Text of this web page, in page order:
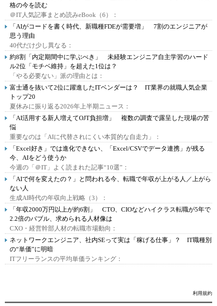
格の今を読む
＠IT人気記事まとめ読みeBook（6）：
「AIがコードを書く時代、新職種FDEが需要増」 7割のエンジニアが
思う理由
40代だけ少し異なる：
約8割「内定期間中に学ぶべき」 未経験エンジニア自主学習のハード
ル2位「モチベ維持」を超えた1位は？
「やる必要ない」派の理由とは：
富士通を抜いて2位に躍進したITベンダーは？ IT業界の就職人気企業
トップ20
夏休みに振り返る2026年上半期ニュース：
「AI活用する新人増えてOJT負担増」 複数の調査で露呈した現場の苦
悩
重要なのは「AIに代替されにくい本質的な自走力」：
「Excel好き」では進化できない、「Excel/CSVでデータ連携」が残る
今、AIをどう使うか
今週の「＠IT」よく読まれた記事“10選”：
「AIで何を変えたの？」と問われる今、転職で年収が上がる人／上がら
ない人
生成AI時代の年収向上戦略（3）：
「年収2000万円以上が約6割」 CTO、CIOなどハイクラス転職が5年で
2.2倍のバブル、求められる人材像は
CXO・経営幹部人材の転職市場動向：
ネットワークエンジニア、社内SEって実は「稼げる仕事」？ IT職種別
の“単価”に明暗
ITフリーランスの平均単価ランキング：
利用規約